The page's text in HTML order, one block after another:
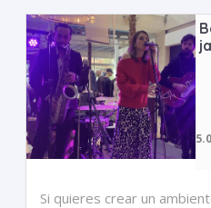
5.0
Si quieres crear un